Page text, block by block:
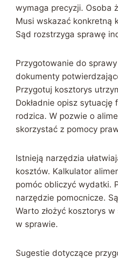
wymaga precyzji. Osoba
Musi wskazać konkretną
Sąd rozstrzyga sprawę
Przygotowanie do
dokumenty
Przygotuj kosztorys
Dokładnie opisz
rodzica. W pozwie o
skorzystać z pomocy
Istnieją narzędzia
kosztów. Kalkulator
pomóc obliczyć wydatki.
narzędzie pomocnicze.
Warto złożyć kosztorys
w sprawie.
Sugestie dotyczące